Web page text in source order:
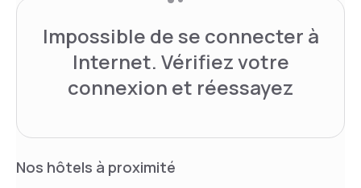
Impossible de se connecter à
Internet. Vérifiez votre
connexion et réessayez
Nos hôtels à proximité